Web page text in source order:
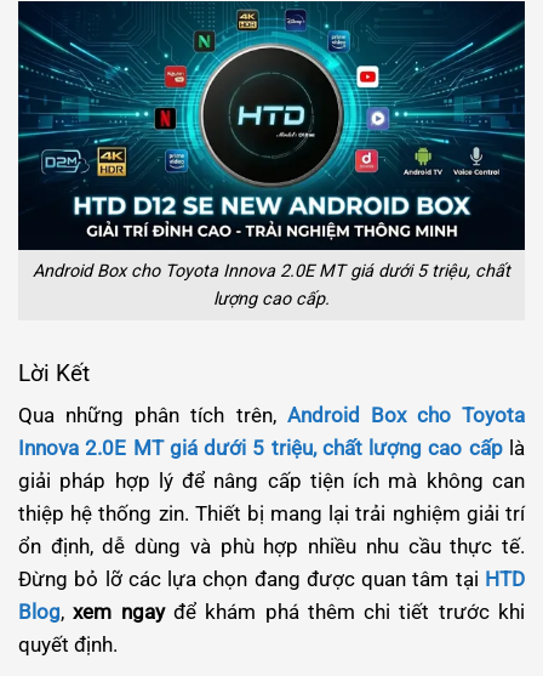
Android Box cho Toyota Innova 2.0E MT giá dưới 5 triệu, chất
lượng cao cấp.
Lời Kết
Qua những phân tích trên, Android Box cho Toyota
Innova 2.0E MT giá dưới 5 triệu, chất lượng cao cấplà
giải pháp hợp lý để nâng cấp tiện ích mà không can
thiệp hệ thống zin. Thiết bị mang lại trải nghiệm giải trí
ổn định, dễ dùng và phù hợp nhiều nhu cầu thực tế.
Đừng bỏ lỡ các lựa chọn đang được quan tâm tại HTD
Blog,xem ngayđể khám phá thêm chi tiết trước khi
quyết định.